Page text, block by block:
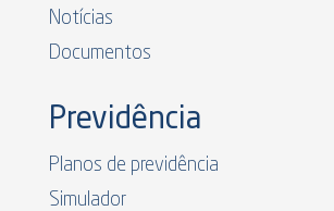
Notícias
Documentos
Previdência
Planos de previdência
Simulador